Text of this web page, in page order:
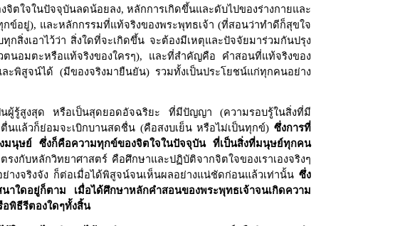
ใจในปัจจุบันลดน้อยลง, หลักการเกิดขึ้นและดับไปของร่างกายและ
อยู่), และหลักกรรมที่แท้จริงของพระพุทธเจ้า (ที่สอนว่าทำดีก็สุขใจ
งเอาไว้ว่า สิ่งใดที่จะเกิดขึ้น จะต้องมีเหตุและปัจจัยมาร่วมกันปรุง
นอมตะหรือแท้จริงของใครๆ), และที่สำคัญคือ คำสอนที่แท้จริงของ
ะพิสูจน์ได้ (มีของจริงมายืนยัน) รวมทั้งเป็นประโยชน์แก่ทุกคนอย่าง
รู้สูงสุด หรือเป็นสุดยอดอัจฉริยะ ที่มีปัญญา (ความรอบรู้ในสิ่งที่มี
นแล้วก็ย่อมจะเบิกบานสดชื่น (คือสงบเย็น หรือไม่เป็นทุกข์)ซึ่งการที่
มนุษย์ ซึ่งก็คือความทุกข์ของจิตใจในปัจจุบัน ที่เป็นสิ่งที่มนุษย์ทุกคน
งกับหลักวิทยาศาสตร์ คือศึกษาและปฏิบัติจากจิตใจของเราเองจริงๆ
างจริงจัง ก็ต่อเมื่อได้พิสูจน์จนเห็นผลอย่างแน่ชัดก่อนแล้วเท่านั้นซึ่ง
ใดอยู่ก็ตาม เมื่อได้ศึกษาหลักคำสอนของพระพุทธเจ้าจนเกิดความ
พิธีรีตองใดๆทั้งสิ้น